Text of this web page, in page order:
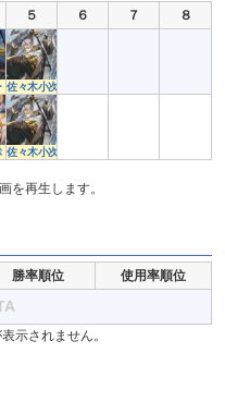
５ ６ ７ ８
佐々木小次郎
佐々木小次郎
を再生します。
勝率順位 使用率順位
示されません。